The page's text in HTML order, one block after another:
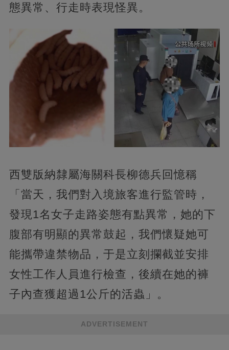
態異常、行走時表現怪異。
西雙版納隸屬海關科長柳德兵回憶稱
「當天，我們對入境旅客進行監管時，
發現1名女子走路姿態有點異常，她的下
腹部有明顯的異常鼓起，我們懷疑她可
能攜帶違禁物品，于是立刻攔截並安排
女性工作人員進行檢查，後續在她的褲
子內查獲超過1公斤的活蟲」。
ADVERTISEMENT